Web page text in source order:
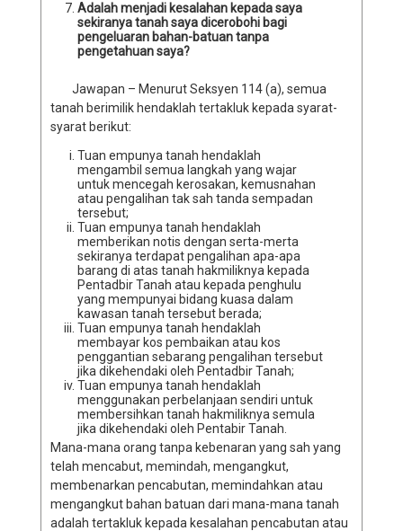
Adalah menjadi kesalahan kepada saya
sekiranya tanah saya dicerobohi bagi
pengeluaran bahan-batuan tanpa
pengetahuan saya?
Jawapan – Menurut Seksyen 114 (a), semua
tanah berimilik hendaklah tertakluk kepada syarat-
syarat berikut:
Tuan empunya tanah hendaklah
mengambil semua langkah yang wajar
untuk mencegah kerosakan, kemusnahan
atau pengalihan tak sah tanda sempadan
tersebut;
Tuan empunya tanah hendaklah
memberikan notis dengan serta-merta
sekiranya terdapat pengalihan apa-apa
barang di atas tanah hakmiliknya kepada
Pentadbir Tanah atau kepada penghulu
yang mempunyai bidang kuasa dalam
kawasan tanah tersebut berada;
Tuan empunya tanah hendaklah
membayar kos pembaikan atau kos
penggantian sebarang pengalihan tersebut
jika dikehendaki oleh Pentadbir Tanah;
Tuan empunya tanah hendaklah
menggunakan perbelanjaan sendiri untuk
membersihkan tanah hakmiliknya semula
jika dikehendaki oleh Pentabir Tanah.
Mana-mana orang tanpa kebenaran yang sah yang
telah mencabut, memindah, mengangkut,
membenarkan pencabutan, memindahkan atau
mengangkut bahan batuan dari mana-mana tanah
adalah tertakluk kepada kesalahan pencabutan atau